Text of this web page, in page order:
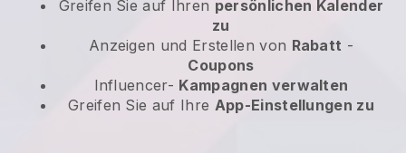
Greifen Sie auf Ihren persönlichen Kalender
zu
Anzeigen und Erstellen von Rabatt -
Coupons
Influencer- Kampagnen verwalten
Greifen Sie auf Ihre App-Einstellungen zu